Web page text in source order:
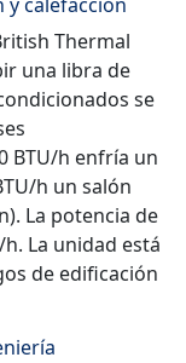
Thermal
una libra de
se
BTU/h enfría un
h un salón
La potencia de
La unidad está
de edificación